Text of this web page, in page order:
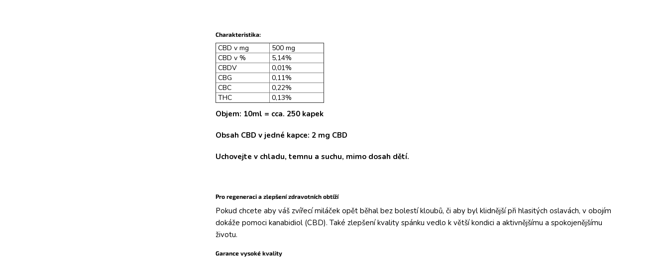
Charakteristika:
CBD v mg
500 mg
CBD v %
5,14%
CBDV
0,01%
CBG
0,11%
CBC
0,22%
THC
0,13%
Objem: 10ml = cca. 250 kapek
Obsah CBD v jedné kapce: 2 mg CBD
Uchovejte v chladu, temnu a suchu, mimo dosah dětí.
Pro regeneraci a zlepšení zdravotních obtíží
Pokud chcete aby váš zvířecí miláček opět běhal bez bolestí kloubů, či aby byl klidnější při hlasitých oslavách, v obojím
dokáže pomoci kanabidiol (CBD). Také zlepšení kvality spánku vedlo k větší kondici a aktivnějšímu a spokojenějšímu
životu.
Garance vysoké kvality